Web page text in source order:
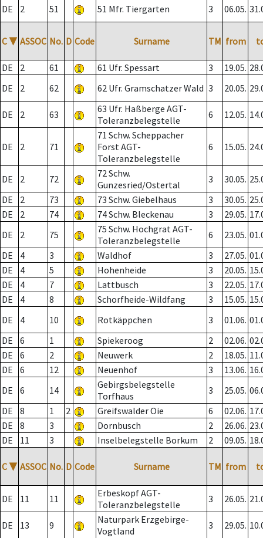
DE
2 51 51 Mfr. Tiergarten 3 06.05.
C ▼ ASSOC No. D Code Surname TM from
DE 2 61 61 Ufr. Spessart 3 19.05.
DE
2 62 62 Ufr. Gramschatzer Wald 3 20.05.
DE 2 63
63 Ufr. Haßberge AGT-
Toleranzbelegstelle
6 12.05.
DE 2 71
71 Schw. Scheppacher
Forst AGT-
Toleranzbelegstelle
6 15.05.
DE 2 72
72 Schw.
Gunzesried/Ostertal
3 30.05.
DE
2 73 73 Schw. Giebelhaus 3 30.05.
DE
2 74 74 Schw. Bleckenau 3 29.05.
DE
2 75
75 Schw. Hochgrat AGT-
Toleranzbelegstelle
6 23.05.
DE
4 3 Waldhof 3 27.05.
DE
4 5 Hohenheide 3 20.05.
DE
4 7 Lattbusch 3 22.05.
DE
4 8 Schorfheide-Wildfang 3 15.05.
DE
4 10 Rotkäppchen 3 01.06.
DE
6 1 Spiekeroog 2 02.06.
DE
6 2 Neuwerk 2 18.05.
DE
6 12 Neuenhof 3 13.06.
DE
6 14
Gebirgsbelegstelle
Torfhaus
3 25.05.
DE
8 1 2 Greifswalder Oie 6 02.06.
DE
8 3 Dornbusch 2 26.06.
DE
11 3 Inselbelegstelle Borkum 2 09.05.
C ▼ ASSOC No. D Code Surname TM from
DE 11 11
Erbeskopf AGT-
Toleranzbelegstelle
3 26.05.
DE 13 9
Naturpark Erzgebirge-
Vogtland
3 29.05.